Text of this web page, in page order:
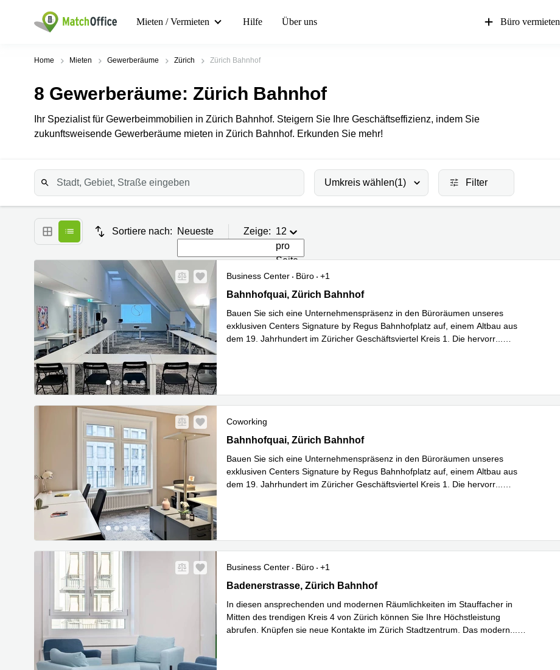
Mieten / Vermieten Hilfe Über uns Büro vermieten
Home Mieten Gewerberäume Zürich Zürich Bahnhof
8 Gewerberäume: Zürich Bahnhof
Ihr Spezialist für Gewerbeimmobilien in Zürich Bahnhof. Steigern Sie Ihre Geschäftseffizienz, indem Sie
zukunftsweisende Gewerberäume mieten in Zürich Bahnhof. Erkunden Sie mehr!
Umkreis wählen(1) Filter
Sortiere nach: Neueste Zeige: 12
pro
Seite
Business Center Büro
+1
Bahnhofquai 11, Zürich Bahnhof
Bahnhofquai, Zürich Bahnhof
Bauen Sie sich eine Unternehmenspräsenz in den Büroräumen unseres
exklusiven Centers Signature by Regus Bahnhofplatz auf, einem Altbau aus
dem 19. Jahrhundert im Züricher Geschäftsviertel Kreis 1. Die hervorr
Coworking
Bahnhofquai 11, Zürich Bahnhof
Bahnhofquai, Zürich Bahnhof
Bauen Sie sich eine Unternehmenspräsenz in den Büroräumen unseres
exklusiven Centers Signature by Regus Bahnhofplatz auf, einem Altbau aus
dem 19. Jahrhundert im Züricher Geschäftsviertel Kreis 1. Die hervorr
Business Center Büro
+1
Badenerstrasse 47,Stauffacher, 2. und 4. Stock, Zürich Bahnhof
Badenerstrasse, Zürich Bahnhof
In diesen ansprechenden und modernen Räumlichkeiten im Stauffacher in
Mitten des trendigen Kreis 4 von Zürich können Sie Ihre Höchstleistung
abrufen. Knüpfen sie neue Kontakte im Zürich Stadtzentrum. Das modern